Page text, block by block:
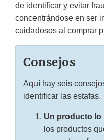
de identificar y evitar
concentrándose en ser
cuidadosos al comprar
Consejos
Aquí hay seis
identificar las estafas.
Un producto lo
los productos